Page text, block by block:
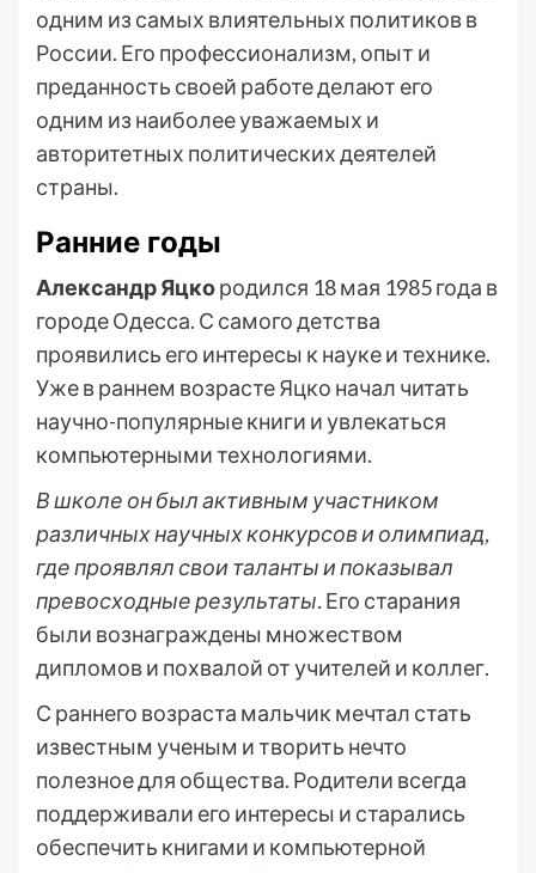
одним из самых влиятельных политиков в
России. Его профессионализм, опыт и
преданность своей работе делают его
одним из наиболее уважаемых и
авторитетных политических деятелей
страны.
Ранние годы
Александр Яцкородился 18 мая 1985 года в
городе Одесса. С самого детства
проявились его интересы к науке и технике.
Уже в раннем возрасте Яцко начал читать
научно-популярные книги и увлекаться
компьютерными технологиями.
В школе он был активным участником
различных научных конкурсов и олимпиад,
где проявлял свои таланты и показывал
превосходные результаты.Его старания
были вознаграждены множеством
дипломов и похвалой от учителей и коллег.
С раннего возраста мальчик мечтал стать
известным ученым и творить нечто
полезное для общества. Родители всегда
поддерживали его интересы и старались
обеспечить книгами и компьютерной